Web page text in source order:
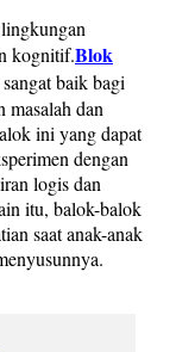
kognitif.Blok
baik bagi
masalah dan
ini yang dapat
dengan
logis dan
itu, balok-balok
saat anak-anak